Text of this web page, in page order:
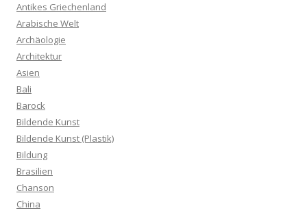
Antikes Griechenland
Arabische Welt
Archäologie
Architektur
Asien
Bali
Barock
Bildende Kunst
Bildende Kunst (Plastik)
Bildung
Brasilien
Chanson
China